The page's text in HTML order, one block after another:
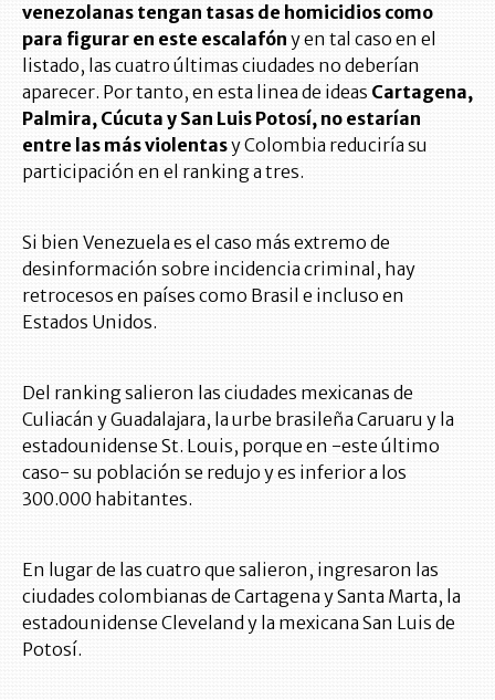
venezolanas tengan tasas de homicidios como
para figurar en este escalafón y en tal caso en el
listado, las cuatro últimas ciudades no deberían
aparecer. Por tanto, en esta linea de ideas Cartagena,
Palmira, Cúcuta y San Luis Potosí, no estarían
entre las más violentasy Colombia reduciría su
participación en el ranking a tres.
Si bien Venezuela es el caso más extremo de
desinformación sobre incidencia criminal, hay
retrocesos en países como Brasil e incluso en
Estados Unidos.
Del ranking salieron las ciudades mexicanas de
Culiacán y Guadalajara, la urbe brasileña Caruaru y la
estadounidense St. Louis, porque en -este último
caso- su población se redujo y es inferior a los
300.000 habitantes.
En lugar de las cuatro que salieron, ingresaron las
ciudades colombianas de Cartagena y Santa Marta, la
estadounidense Cleveland y la mexicana San Luis de
Potosí.